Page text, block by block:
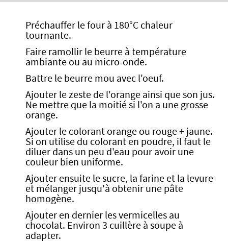
Préchauffer le four à 180°C chaleur
tournante.
Faire ramollir le beurre à température
ambiante ou au micro-onde.
Battre le beurre mou avec l'oeuf.
Ajouter le zeste de l'orange ainsi que son jus.
Ne mettre que la moitié si l'on a une grosse
orange.
Ajouter le colorant orange ou rouge + jaune.
Si on utilise du colorant en poudre, il faut le
diluer dans un peu d'eau pour avoir une
couleur bien uniforme.
Ajouter ensuite le sucre, la farine et la levure
et mélanger jusqu'à obtenir une pâte
homogène.
Ajouter en dernier les vermicelles au
chocolat. Environ 3 cuillère à soupe à
adapter.